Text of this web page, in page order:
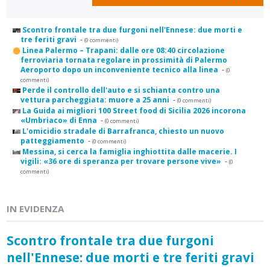
Scontro frontale tra due furgoni nell'Ennese: due morti e
tre feriti gravi - (0 commenti)
Linea Palermo – Trapani: dalle ore 08:40 circolazione
ferroviaria tornata regolare in prossimità di Palermo
Aeroporto dopo un inconveniente tecnico alla linea - (0
commenti)
Perde il controllo dell'auto e si schianta contro una
vettura parcheggiata: muore a 25 anni - (0 commenti)
La Guida ai migliori 100 Street food di Sicilia 2026 incorona
«Umbriaco» di Enna - (0 commenti)
L'omicidio stradale di Barrafranca, chiesto un nuovo
patteggiamento - (0 commenti)
Messina, si cerca la famiglia inghiottita dalle macerie. I
vigili: «36 ore di speranza per trovare persone vive» - (0
commenti)
IN EVIDENZA
Scontro frontale tra due furgoni
nell'Ennese: due morti e tre feriti gravi